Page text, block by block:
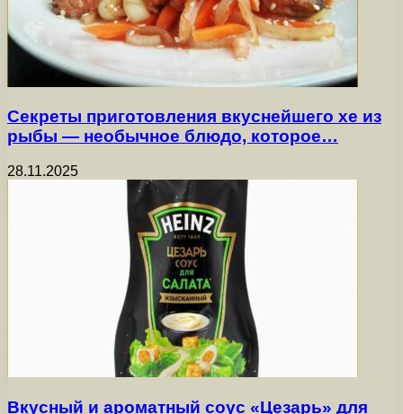
Секреты приготовления вкуснейшего хе из
рыбы — необычное блюдо, которое…
28.11.2025
Вкусный и ароматный соус «Цезарь» для